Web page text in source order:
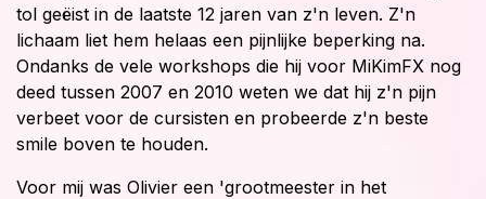
tol geëist in de laatste 12 jaren van z'n leven. Z'n
lichaam liet hem helaas een pijnlijke beperking na.
Ondanks de vele workshops die hij voor MiKimFX nog
deed tussen 2007 en 2010 weten we dat hij z'n pijn
verbeet voor de cursisten en probeerde z'n beste
smile boven te houden.
Voor mij was Olivier een 'grootmeester in het